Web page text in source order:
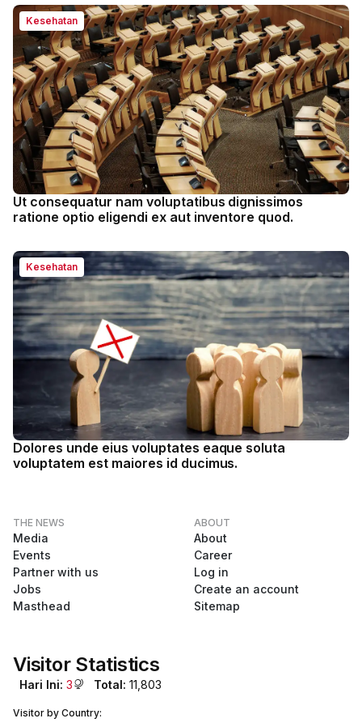
Kesehatan
Ut consequatur nam voluptatibus dignissimos
ratione optio eligendi ex aut inventore quod.
Kesehatan
Dolores unde eius voluptates eaque soluta
voluptatem est maiores id ducimus.
THE NEWS
Media
Events
Partner with us
Jobs
Masthead
ABOUT
About
Career
Log in
Create an account
Sitemap
Visitor Statistics
Hari Ini: 3 Total: 11,803
Visitor by Country: